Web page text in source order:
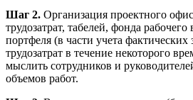
Шаг 2. Организация проектного
трудозатрат, табелей, фонда
портфеля (в части учета фактических
трудозатрат в течение некоторого
мыслить сотрудников и
объемов работ.